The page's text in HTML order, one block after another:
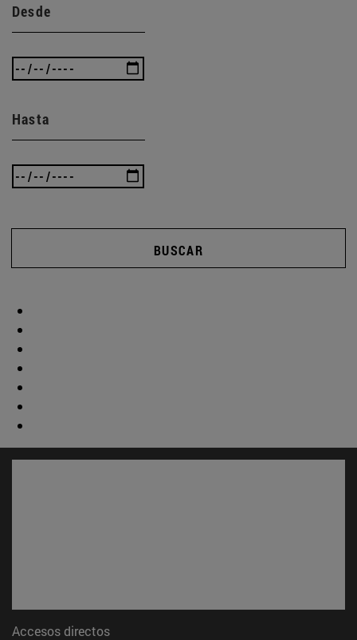
Desde
Hasta
BUSCAR
Accesos directos